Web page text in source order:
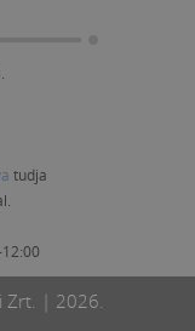
tudja
Zrt. | 2026.